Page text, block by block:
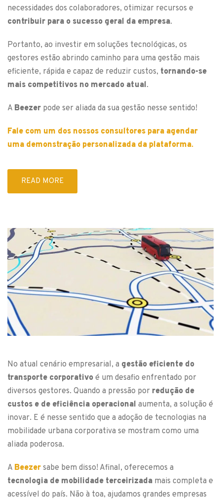
necessidades dos colaboradores, otimizar recursos e
contribuir para o sucesso geral da empresa.
Portanto, ao investir em soluções tecnológicas, os
gestores estão abrindo caminho para uma gestão mais
eficiente, rápida e capaz de reduzir custos, tornando-se
mais competitivos no mercado atual.
A Beezer pode ser aliada da sua gestão nesse sentido!
Fale com um dos nossos consultores para agendar
uma demonstração personalizada da plataforma.
READ MORE
No atual cenário empresarial, a gestão eficiente do
transporte corporativo é um desafio enfrentado por
diversos gestores. Quando a pressão por redução de
custos e de eficiência operacional aumenta, a solução é
inovar. E é nesse sentido que a adoção de tecnologias na
mobilidade urbana corporativa se mostram como uma
aliada poderosa.
A Beezer sabe bem disso! Afinal, oferecemos a
tecnologia de mobilidade terceirizada mais completa e
acessível do país. Não à toa, ajudamos grandes empresas